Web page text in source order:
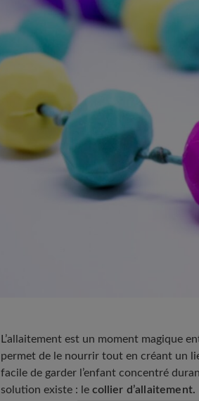
L’allaitement est un moment magique
permet de le nourrir tout en créant un
facile de garder l’enfant concentré
solution existe : le collier d’allaitement.